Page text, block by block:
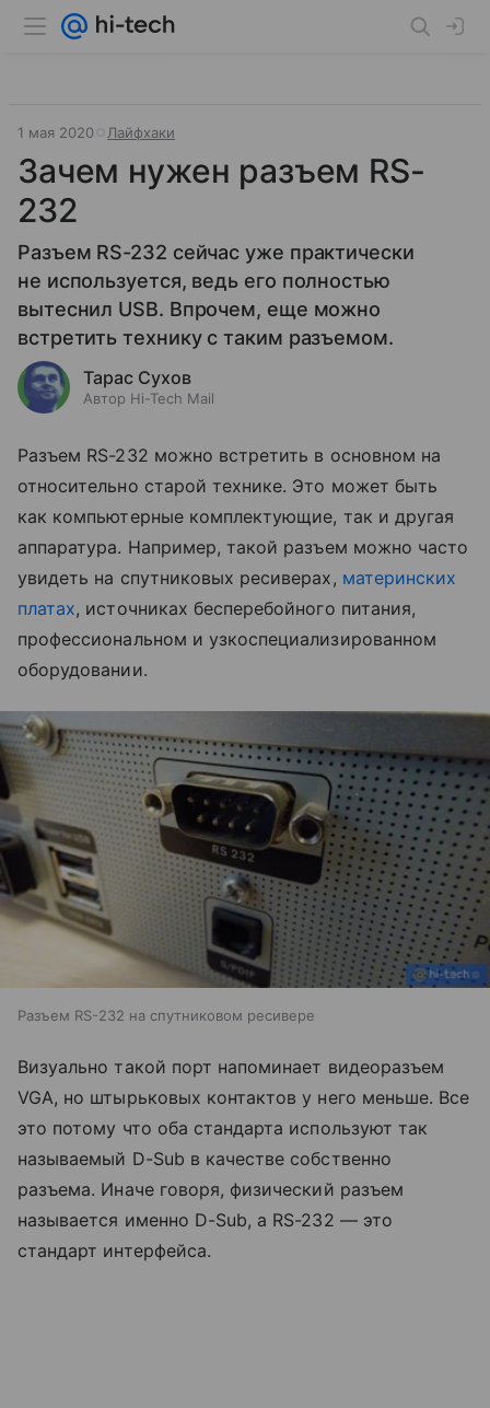
1 мая 2020 Лайфхаки
Зачем нужен разъем RS-
232
Разъем RS-232 сейчас уже практически
не используется, ведь его полностью
вытеснил USB. Впрочем, еще можно
встретить технику с таким разъемом.
Тарас Сухов
Автор Hi-Tech Mail
Разъем RS-232 можно встретить в основном на
относительно старой технике. Это может быть
как компьютерные комплектующие, так и другая
аппаратура. Например, такой разъем можно часто
увидеть на спутниковых ресиверах, материнских
платах, источниках бесперебойного питания,
профессиональном и узкоспециализированном
оборудовании.
Разъем RS-232 на спутниковом ресивере
Визуально такой порт напоминает видеоразъем
VGA, но штырьковых контактов у него меньше. Все
это потому что оба стандарта используют так
называемый D-Sub в качестве собственно
разъема. Иначе говоря, физический разъем
называется именно D-Sub, а RS-232 — это
стандарт интерфейса.